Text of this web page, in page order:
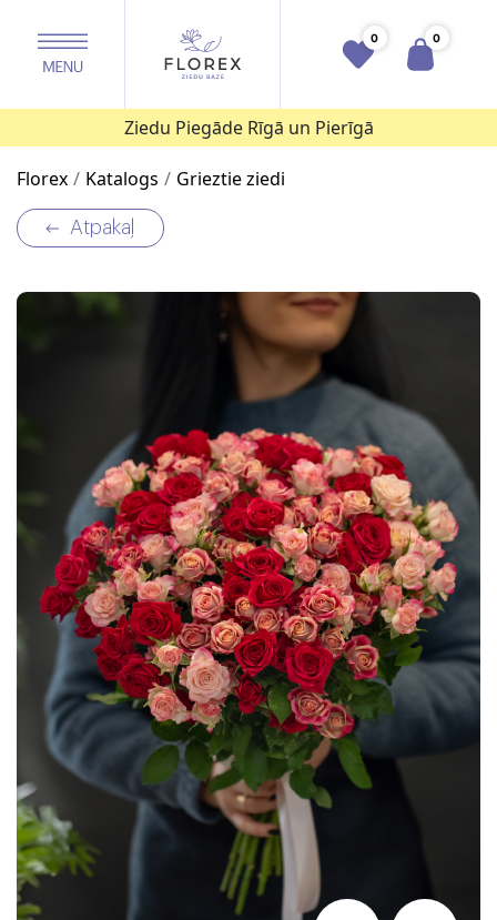
0 0
Ziedu Piegāde Rīgā un Pierīgā
Florex Katalogs Grieztie ziedi
Atpakaļ